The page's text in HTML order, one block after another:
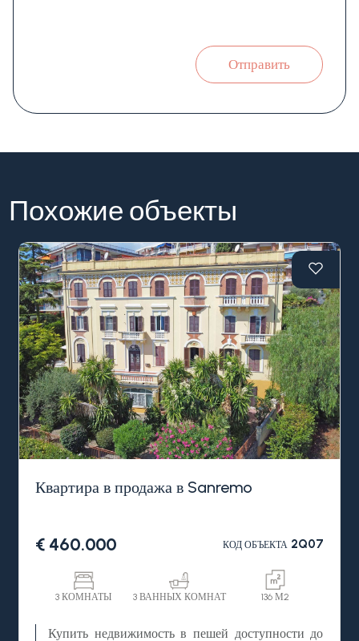
Отправить
Похожие объекты
Квартира в продажа в Sanremo
€ 460.000 КОД ОБЪЕКТА2Q07
3 КОМНАТЫ 3 ВАННЫХ КОМНАТ 136 М2
Купить недвижимость в пешей доступности до